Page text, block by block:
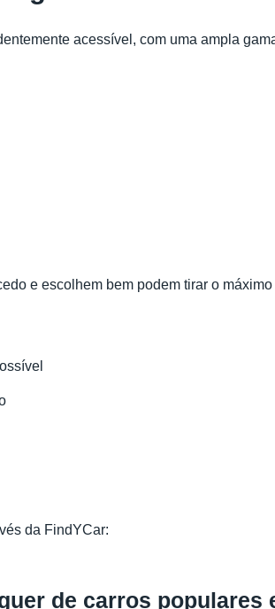
acessível, com uma ampla
e escolhem bem podem tirar o
da FindYCar:
de carros populares